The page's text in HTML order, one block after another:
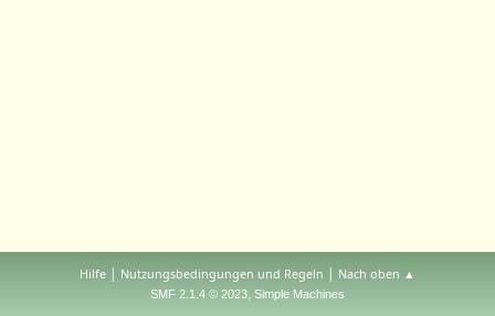
Hilfe | Nutzungsbedingungen und Regeln | Nach oben ▲
SMF 2.1.4 © 2023, Simple Machines